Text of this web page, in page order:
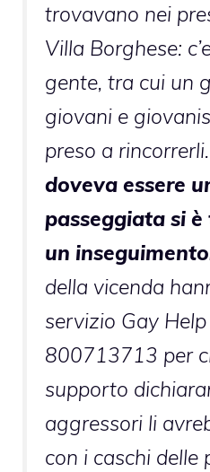
trovavano nei
Villa Borghese:
gente, tra cui un
giovani e
preso a rincorrerli.
doveva essere
passeggiata si
un
della vicenda
servizio Gay
800713713 per
supporto
aggressori li
con i caschi delle